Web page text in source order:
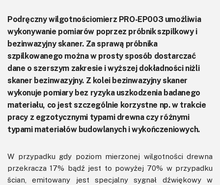
Podręczny wilgotnościomierz PRO-EP003 umożliwia
wykonywanie pomiarów poprzez próbnik szpilkowy i
bezinwazyjny skaner. Za sprawą próbnika
szpilkowanego można w prosty sposób dostarczać
dane o szerszym zakresie i wyższej dokładności niżli
skaner bezinwazyjny. Z kolei bezinwazyjny skaner
wykonuje pomiary bez ryzyka uszkodzenia badanego
materiału, co jest szczególnie korzystne np. w trakcie
pracy z egzotycznymi typami drewna czy różnymi
typami materiałów budowlanych i wykończeniowych.
W przypadku gdy poziom mierzonej wilgotności drewna
przekracza 17% bądź jest to powyżej 70% w przypadku
ścian, emitowany jest specjalny sygnał dźwiękowy w